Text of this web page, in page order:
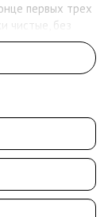
первых трех
чистые, без
сочинений